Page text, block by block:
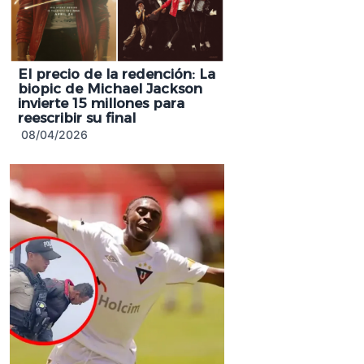
El precio de la redención: La
biopic de Michael Jackson
invierte 15 millones para
reescribir su final
08/04/2026